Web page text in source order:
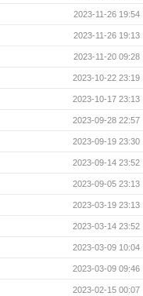
2023-11-26 19:54
2023-11-26 19:13
2023-11-20 09:28
2023-10-22 23:19
2023-10-17 23:13
2023-09-28 22:57
2023-09-19 23:30
2023-09-14 23:52
2023-09-05 23:13
2023-03-19 23:13
2023-03-14 23:52
2023-03-09 10:04
2023-03-09 09:46
2023-02-15 00:07